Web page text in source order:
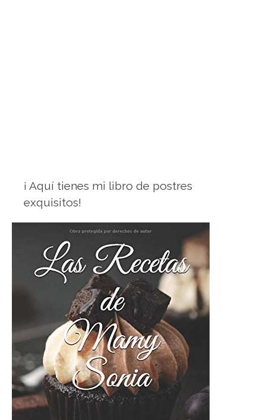
¡ Aquí tienes mi libro de postres
exquisitos!